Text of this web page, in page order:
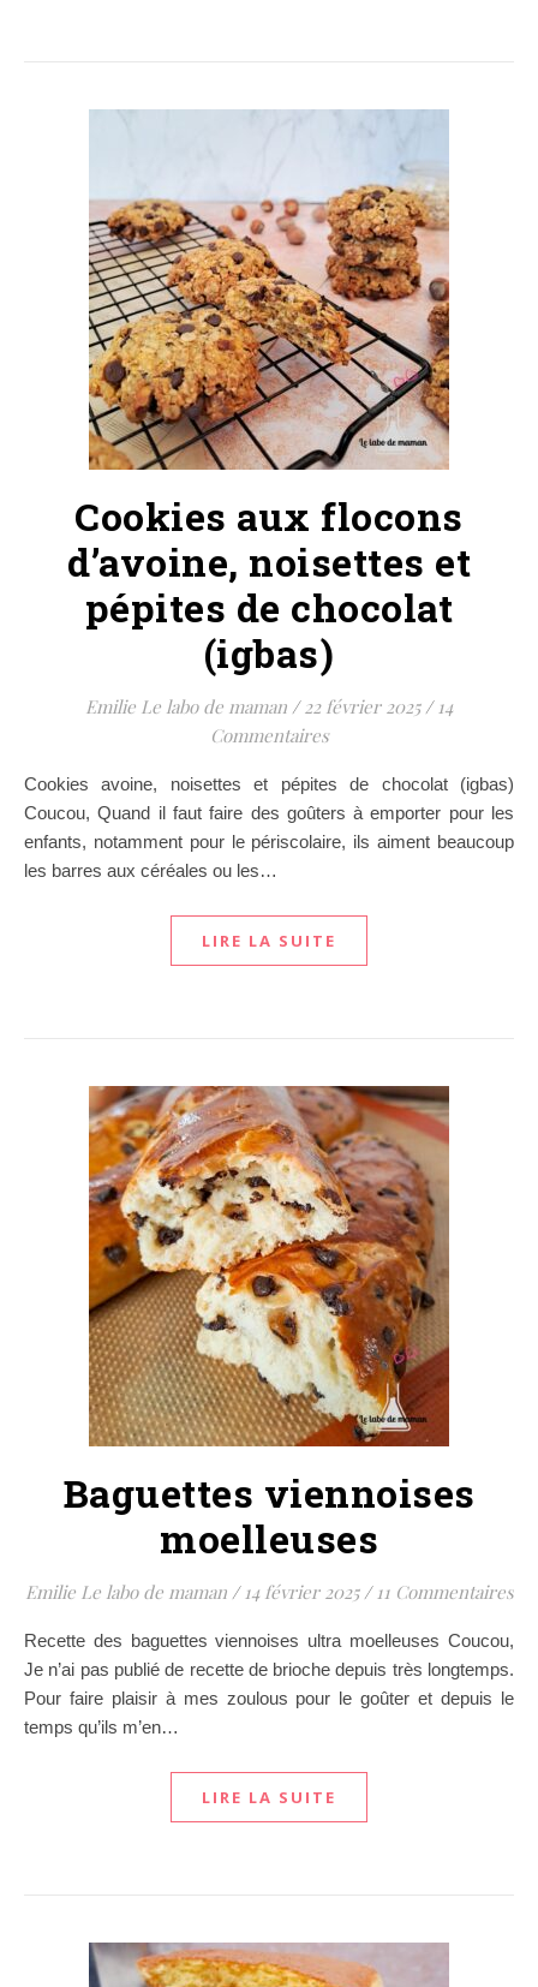
Cookies aux flocons
d’avoine, noisettes et
pépites de chocolat
(igbas)
Emilie Le labo de maman / 22 février 2025 / 14
Commentaires
Cookies avoine, noisettes et pépites de chocolat (igbas)
Coucou, Quand il faut faire des goûters à emporter pour les
enfants, notamment pour le périscolaire, ils aiment beaucoup
les barres aux céréales ou les…
LIRE LA SUITE
Baguettes viennoises
moelleuses
Emilie Le labo de maman / 14 février 2025 / 11 Commentaires
Recette des baguettes viennoises ultra moelleuses Coucou,
Je n’ai pas publié de recette de brioche depuis très longtemps.
Pour faire plaisir à mes zoulous pour le goûter et depuis le
temps qu’ils m’en…
LIRE LA SUITE